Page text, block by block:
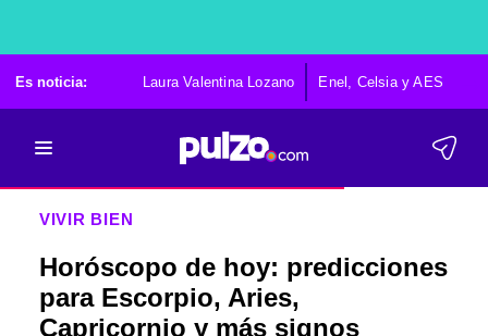
Es noticia: Laura Valentina Lozano Enel, Celsia y AES
VIVIR BIEN
Horóscopo de hoy: predicciones
para Escorpio, Aries,
Capricornio y más signos